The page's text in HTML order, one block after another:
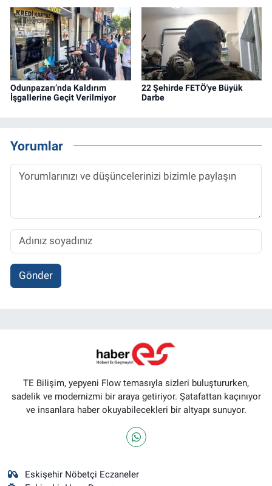
Odunpazarı’nda Kaldırım
İşgallerine Geçit Verilmiyor
22 Şehirde FETÖ'ye Büyük
Darbe
Yorumlar
Gönder
TE Bilişim, yepyeni Flow temasıyla sizleri buluştururken,
sadelik ve modernizmi bir araya getiriyor. Şatafattan kaçınıyor
ve insanlara haber okuyabilecekleri bir altyapı sunuyor.
Eskişehir Nöbetçi Eczaneler